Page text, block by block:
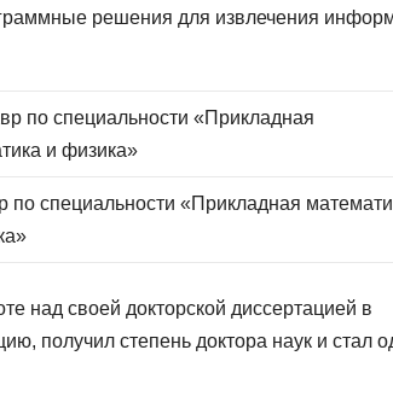
решения для извлечения
по специальности «Прикладная
и физика»
по специальности «Прикладная
над своей докторской диссертацией в
получил степень доктора наук и стал